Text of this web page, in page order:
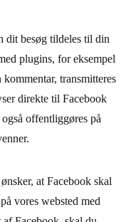
dit besøg tildeles til din
plugins, for eksempel
transmitteres
direkte til Facebook
offentliggøres på
at Facebook skal
vores websted med